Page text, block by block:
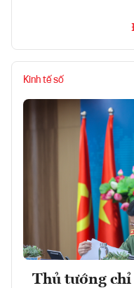
Kinh tế số
Thủ tướng